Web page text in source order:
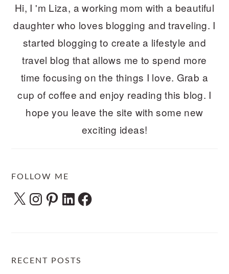
Hi, I 'm Liza, a working mom with a beautiful
daughter who loves blogging and traveling. I
started blogging to create a lifestyle and
travel blog that allows me to spend more
time focusing on the things I love. Grab a
cup of coffee and enjoy reading this blog. I
hope you leave the site with some new
exciting ideas!
FOLLOW ME
X Instagram
Pinterest
LinkedInFacebook
RECENT POSTS